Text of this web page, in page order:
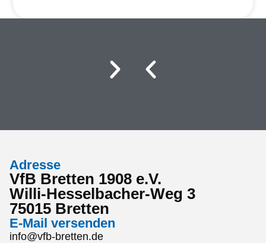
Adresse
VfB Bretten 1908 e.V.
Willi-Hesselbacher-Weg 3
75015 Bretten
E-Mail versenden
info@vfb-bretten.de